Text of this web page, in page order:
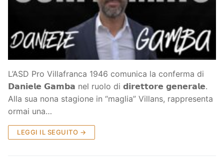
La Storia
Organigramma
Centro Sportivo
Prima Squadra
Settore Giovanile
Organizzazione
Piccoli amici
Pulcini
Campionati
Eccellenza
Settore Giovanile
Contatti
Sponsor
L’ASD Pro Villafranca 1946 comunica la conferma di
𝗗𝗮𝗻𝗶𝗲𝗹𝗲 𝗚𝗮𝗺𝗯𝗮 nel ruolo di 𝗱𝗶𝗿𝗲𝘁𝘁𝗼𝗿𝗲 𝗴𝗲𝗻𝗲𝗿𝗮𝗹𝗲.
Alla sua nona stagione in “maglia” Villans, rappresenta
ormai una…
LEGGI IL SEGUITO →